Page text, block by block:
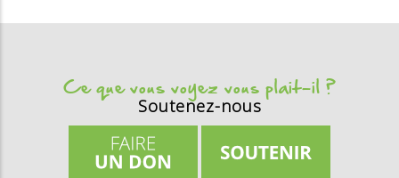
Ce que vous voyez vous plait-il ?
Soutenez-nous